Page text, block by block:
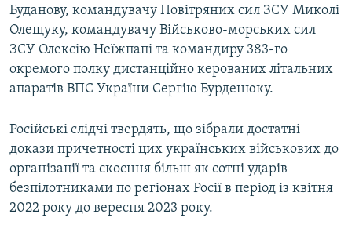
Буданову, командувачу Повітряних сил ЗСУ Миколі
Олещуку, командувачу Військово-морських сил
ЗСУ Олексію Неїжпапі та командиру 383-го
окремого полку дистанційно керованих літальних
апаратів ВПС України Сергію Бурденюку.
Російські слідчі твердять, що зібрали достатні
докази причетності цих українських військових до
організації та скоєння більш як сотні ударів
безпілотниками по регіонах Росії в період із квітня
2022 року до вересня 2023 року.